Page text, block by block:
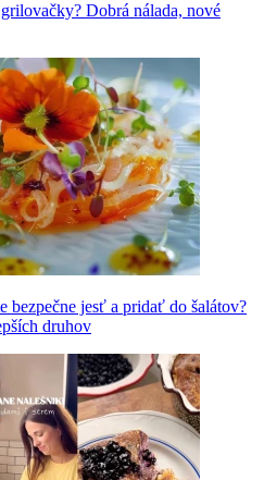
Dobrá nálada, nové
bezpečne jesť a pridať do šalátov?
druhov